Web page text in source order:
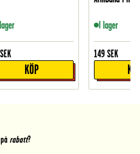
SEK
KÖP
I lager
149 SEK
rabatt?